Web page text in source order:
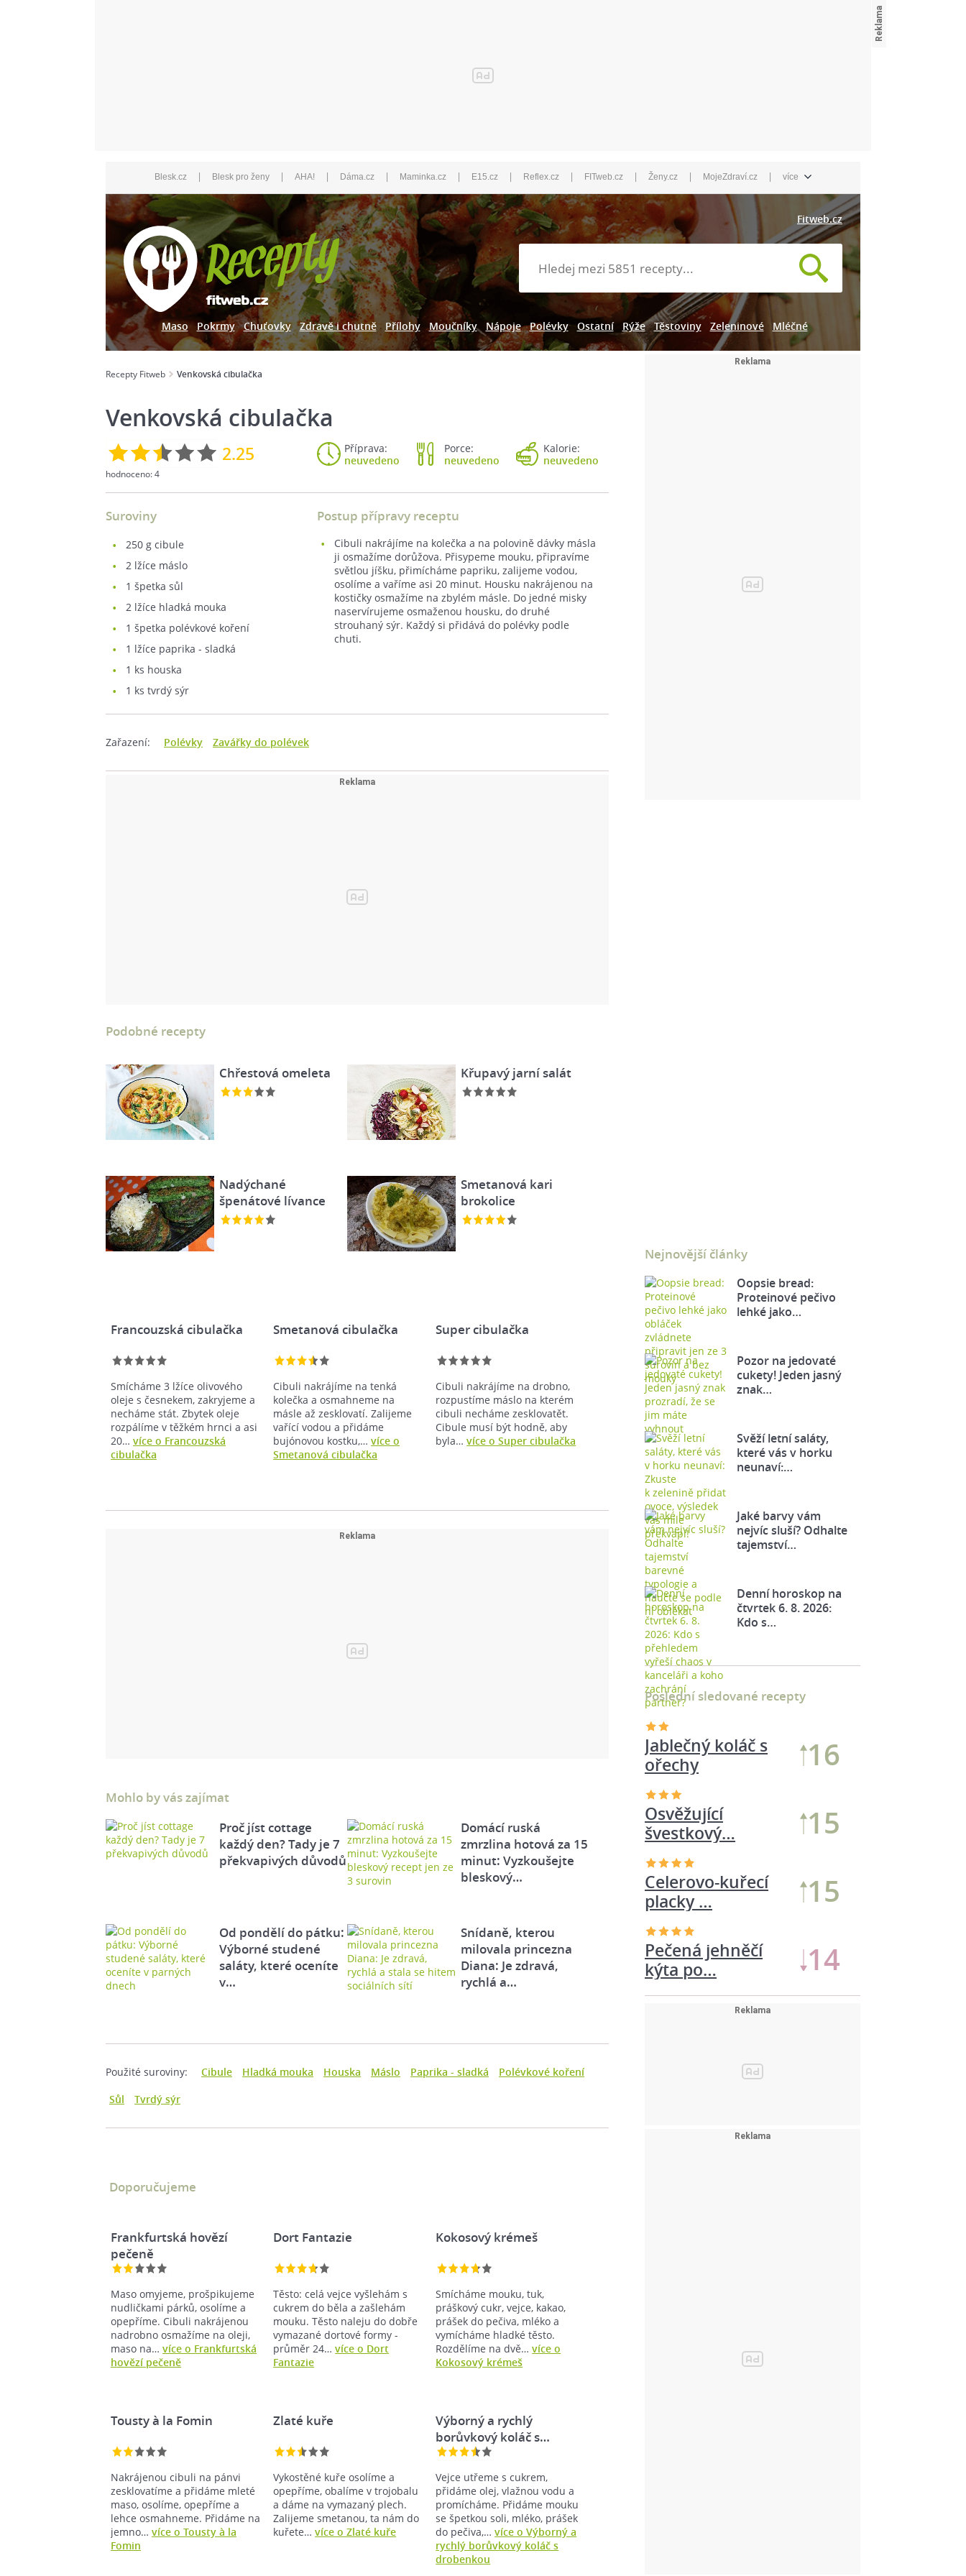
Blesk.cz | Blesk pro ženy | AHA! | Dáma.cz | Maminka.cz | E15.cz | Reflex.cz | FITweb.cz | Ženy.cz | MojeZdraví.cz | více
Fitweb.cz
Maso Pokrmy Chuťovky Zdravě i chutně Přílohy Moučníky Nápoje Polévky Ostatní Rýže Těstoviny Zeleninové Mléčné
Recepty Fitweb Venkovská cibulačka
Venkovská cibulačka
2.25
hodnoceno:4
Příprava:
neuvedeno
Porce:
neuvedeno
Kalorie:
neuvedeno
Suroviny
250 g cibule
2 lžíce máslo
1 špetka sůl
2 lžíce hladká mouka
1 špetka polévkové koření
1 lžíce paprika - sladká
1 ks houska
1 ks tvrdý sýr
Postup přípravy receptu
Cibuli nakrájíme na kolečka a na polovině dávky másla
ji osmažíme dorůžova. Přisypeme mouku, připravíme
světlou jíšku, přimícháme papriku, zalijeme vodou,
osolíme a vaříme asi 20 minut. Housku nakrájenou na
kostičky osmažíme na zbylém másle. Do jedné misky
naservírujeme osmaženou housku, do druhé
strouhaný sýr. Každý si přidává do polévky podle
chuti.
Zařazení: Polévky Zavářky do polévek
Podobné recepty
Chřestová omeleta Křupavý jarní salát
Nadýchané
špenátové lívance
Smetanová kari
brokolice
Francouzská cibulačka
Smícháme 3 lžíce olivového
oleje s česnekem, zakryjeme a
necháme stát. Zbytek oleje
rozpálíme v těžkém hrnci a asi
20… více o Francouzská
cibulačka
Smetanová cibulačka
Cibuli nakrájíme na tenká
kolečka a osmahneme na
másle až zesklovatí. Zalijeme
vařící vodou a přidáme
bujónovou kostku,…více o
Smetanová cibulačka
Super cibulačka
Cibuli nakrájíme na drobno,
rozpustíme máslo na kterém
cibuli necháme zesklovatět.
Cibule musí být hodně, aby
byla…více o Super cibulačka
Mohlo by vás zajímat
Proč jíst cottage
každý den? Tady je 7
překvapivých důvodů
Domácí ruská
zmrzlina hotová za 15
minut: Vyzkoušejte
bleskový…
Od pondělí do pátku:
Výborné studené
saláty, které oceníte
v…
Snídaně, kterou
milovala princezna
Diana: Je zdravá,
rychlá a…
Použité suroviny: Cibule Hladká mouka Houska Máslo Paprika - sladká
Polévkové koření
Sůl
Tvrdý sýr
Doporučujeme
Frankfurtská hovězí
pečeně
Maso omyjeme, prošpikujeme
nudličkami párků, osolíme a
opepříme. Cibuli nakrájenou
nadrobno osmažíme na oleji,
maso na… více o Frankfurtská
hovězí pečeně
Dort Fantazie
Těsto: celá vejce vyšlehám s
cukrem do běla a zašlehám
mouku. Těsto naleju do dobře
vymazané dortové formy -
průměr 24…více o Dort
Fantazie
Kokosový krémeš
Smícháme mouku, tuk,
práškový cukr, vejce, kakao,
prášek do pečiva, mléko a
vymícháme hladké těsto.
Rozdělíme na dvě…více o
Kokosový krémeš
Tousty à la Fomin
Nakrájenou cibuli na pánvi
zesklovatíme a přidáme mleté
maso, osolíme, opepříme a
lehce osmahneme. Přidáme na
jemno… více o Tousty à la
Fomin
Zlaté kuře
Vykostěné kuře osolíme a
opepříme, obalíme v trojobalu
a dáme na vymazaný plech.
Zalijeme smetanou, ta nám do
kuřete…více o Zlaté kuře
Výborný a rychlý
borůvkový koláč s…
Vejce utřeme s cukrem,
přidáme olej, vlažnou vodu a
promícháme. Přidáme mouku
se špetkou soli, mléko, prášek
do pečiva,…více o Výborný a
rychlý borůvkový koláč s
drobenkou
Nejnovější články
Oopsie bread:
Proteinové pečivo
lehké jako…
Pozor na jedovaté
cukety! Jeden jasný
znak…
Svěží letní saláty,
které vás v horku
neunaví:…
Jaké barvy vám
nejvíc sluší? Odhalte
tajemství…
Denní horoskop na
čtvrtek 6. 8. 2026:
Kdo s…
Poslední sledované recepty
Osvěžující
švestkový…
15
Jablečný koláč s
ořechy
16
Celerovo-kuřecí
placky …
15
Pečená jehněčí
kýta po…
14